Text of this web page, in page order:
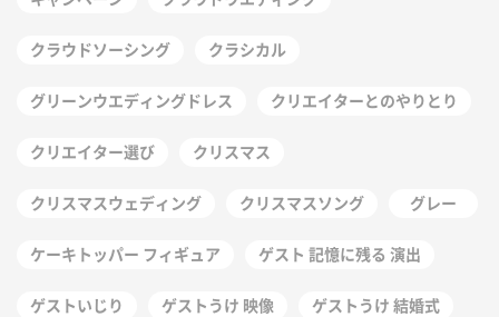
クラウドソーシング クラシカル
グリーンウエディングドレス クリエイターとのやりとり
クリエイター選び クリスマス
クリスマスウェディング クリスマスソング グレー
ケーキトッパー フィギュア ゲスト 記憶に残る 演出
ゲストいじり ゲストうけ 映像 ゲストうけ 結婚式